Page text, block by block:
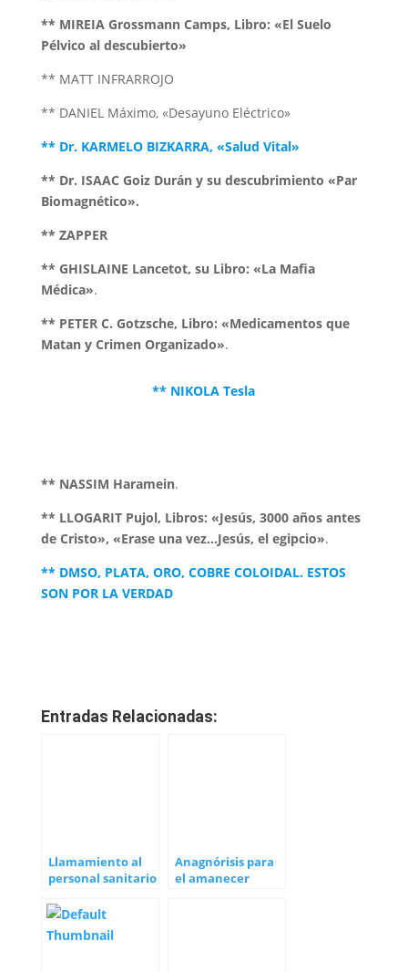
** MIREIA Grossmann Camps, Libro: «El Suelo
Pélvico al descubierto»
** MATT INFRARROJO
** DANIEL Máximo, «Desayuno Eléctrico»
** Dr. KARMELO BIZKARRA, «Salud Vital»
** Dr. ISAAC Goiz Durán y su descubrimiento «Par
Biomagnético».
** ZAPPER
** GHISLAINE Lancetot, su Libro: «La Mafia
Médica».
** PETER C. Gotzsche, Libro: «Medicamentos que
Matan y Crimen Organizado».
** NIKOLA Tesla
** NASSIM Haramein.
** LLOGARIT Pujol, Libros: «Jesús, 3000 años antes
de Cristo», «Erase una vez…Jesús, el egipcio».
** DMSO, PLATA, ORO, COBRE COLOIDAL. ESTOS
SON POR LA VERDAD
Entradas Relacionadas:
Llamamiento al
personal sanitario
Anagnórisis para
el amanecer